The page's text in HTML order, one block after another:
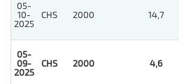
05-
10-
2025
CHS 2000 14,7
05-
09-
2025
CHS 2000 4,6